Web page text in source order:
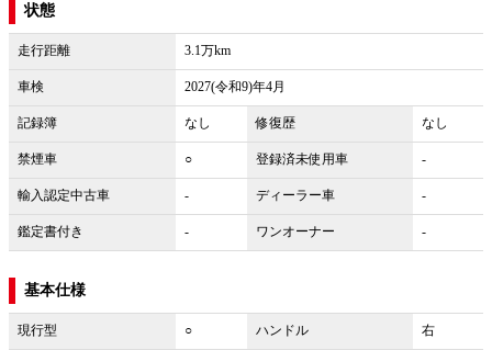
状態
走行距離 3.1万km
車検 2027(令和9)年4月
記録簿 なし 修復歴 なし
禁煙車 ○ 登録済未使用車 -
輸入認定中古車 - ディーラー車 -
鑑定書付き - ワンオーナー -
基本仕様
現行型 ○ ハンドル
右